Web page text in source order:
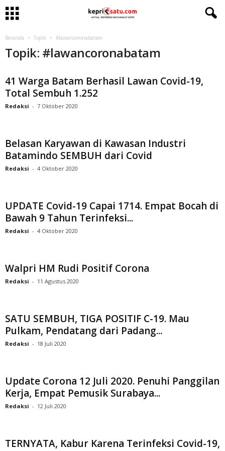
Beranda Topik #lawancoronabatam
Topik: #lawancoronabatam
41 Warga Batam Berhasil Lawan Covid-19,
Total Sembuh 1.252
Redaksi - 7 Oktober 2020
Belasan Karyawan di Kawasan Industri
Batamindo SEMBUH dari Covid
Redaksi - 4 Oktober 2020
UPDATE Covid-19 Capai 1714. Empat Bocah di
Bawah 9 Tahun Terinfeksi...
Redaksi - 4 Oktober 2020
Walpri HM Rudi Positif Corona
Redaksi - 11 Agustus 2020
SATU SEMBUH, TIGA POSITIF C-19. Mau
Pulkam, Pendatang dari Padang...
Redaksi - 18 Juli 2020
Update Corona 12 Juli 2020. Penuhi Panggilan
Kerja, Empat Pemusik Surabaya...
Redaksi - 12 Juli 2020
TERNYATA, Kabur Karena Terinfeksi Covid-19,